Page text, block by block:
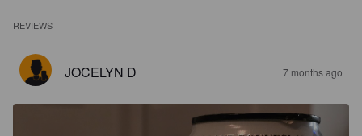
REVIEWS
JOCELYN D 7 months ago